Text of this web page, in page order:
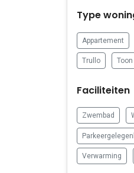
Type
Appartement
Trullo
Faciliteiten
Zwembad
Verwarming